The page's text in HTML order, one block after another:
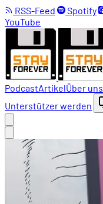
RSS-Feed Spotify
YouTube
PodcastArtikelÜber uns
Unterstützer werden